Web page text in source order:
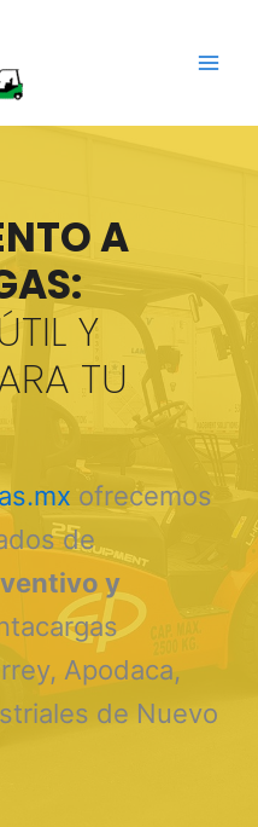
A
Y
TU
ofrecemos
de
y
Apodaca,
de Nuevo